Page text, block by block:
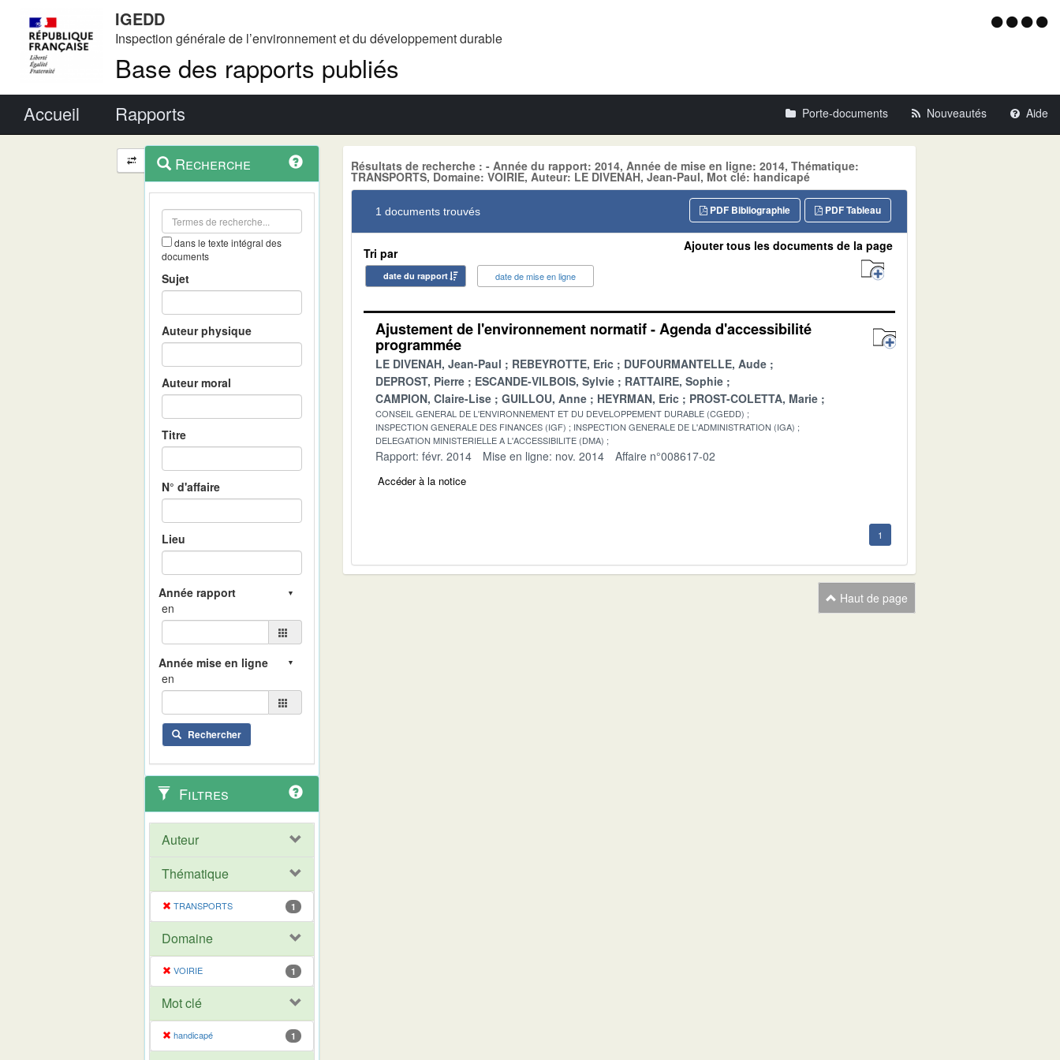
IGEDD
Inspection générale de l’environnement et du développement durable
Base des rapports publiés
Menu
Accueil Rapports Porte-documents Nouveautés Aide
Navigation
et
outils
contextuel
Recherche
dans le texte intégral des
documents
Sujet
Auteur physique
Auteur moral
Titre
N° d'affaire
Lieu
en
en
Rechercher
Filtres
Auteur
Thématique
TRANSPORTS 1
Domaine
VOIRIE 1
Mot clé
handicapé 1
Résultats de recherche : - Année du rapport: 2014, Année de mise en ligne: 2014, Thématique:
TRANSPORTS, Domaine: VOIRIE, Auteur: LE DIVENAH, Jean-Paul, Mot clé: handicapé
1 documents trouvés PDF Tableau
PDF Bibliographie
Tri par
date du rapport date de mise en ligne
Ajouter tous les documents de la page
Ajustement de l'environnement normatif - Agenda d'accessibilité
programmée
LE DIVENAH, Jean-Paul REBEYROTTE, Eric
DUFOURMANTELLE, Aude
DEPROST, Pierre
ESCANDE-VILBOIS, Sylvie
RATTAIRE, Sophie
CAMPION, Claire-Lise
GUILLOU, Anne HEYRMAN, Eric PROST-COLETTA, Marie
CONSEIL GENERAL DE L'ENVIRONNEMENT ET DU DEVELOPPEMENT DURABLE (CGEDD)
INSPECTION GENERALE DES FINANCES (IGF)
INSPECTION GENERALE DE L'ADMINISTRATION (IGA)
DELEGATION MINISTERIELLE A L'ACCESSIBILITE (DMA)
Rapport: févr. 2014 Mise en ligne: nov. 2014 Affaire n°008617-02
Accéder à la notice
1
Haut de page